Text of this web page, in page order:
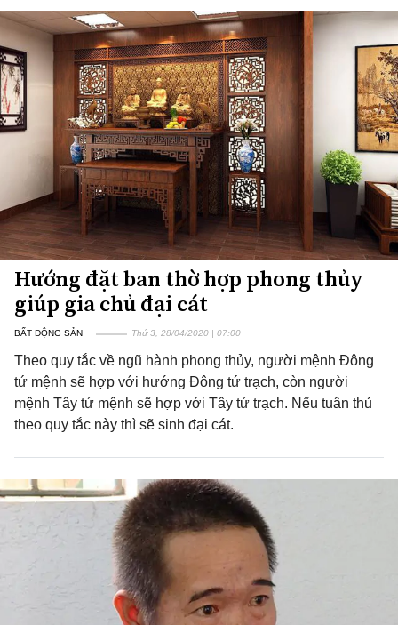
Hướng đặt ban thờ hợp phong thủy
giúp gia chủ đại cát
BẤT ĐỘNG SẢN Thứ 3, 28/04/2020 | 07:00
Theo quy tắc về ngũ hành phong thủy, người mệnh Đông
tứ mệnh sẽ hợp với hướng Đông tứ trạch, còn người
mệnh Tây tứ mệnh sẽ hợp với Tây tứ trạch. Nếu tuân thủ
theo quy tắc này thì sẽ sinh đại cát.